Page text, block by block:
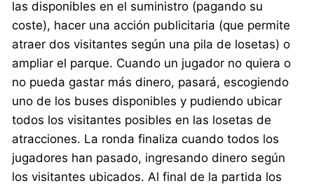
las disponibles en el suministro (pagando su
coste), hacer una acción publicitaria (que permite
atraer dos visitantes según una pila de losetas) o
ampliar el parque. Cuando un jugador no quiera o
no pueda gastar más dinero, pasará, escogiendo
uno de los buses disponibles y pudiendo ubicar
todos los visitantes posibles en las losetas de
atracciones. La ronda finaliza cuando todos los
jugadores han pasado, ingresando dinero según
los visitantes ubicados. Al final de la partida los